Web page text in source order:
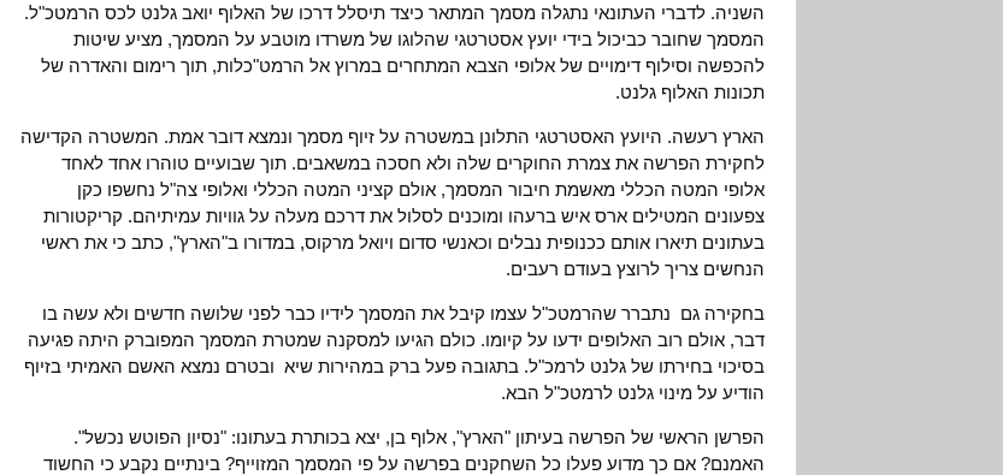
השניה. לדברי העתונאי נתגלה מסמך המתאר כיצד תיסלל דרכו של האלוף יואב גלנט לכס הרמטכ"ל.
המסמך שחובר כביכול בידי יועץ אסטרטגי שהלוגו של משרדו מוטבע על המסמך, מציע שיטות
להכפשה וסילוף דימויים של אלופי הצבא המתחרים במרוץ אל הרמט"כלות, תוך רימום והאדרה של
תכונות האלוף גלנט.
הארץ רעשה. היועץ האסטרטגי התלונן במשטרה על זיוף מסמך ונמצא דובר אמת. המשטרה הקדישה
לחקירת הפרשה את צמרת החוקרים שלה ולא חסכה במשאבים. תוך שבועיים טוהרו אחד לאחד
אלופי המטה הכללי מאשמת חיבור המסמך, אולם קציני המטה הכללי ואלופי צה"ל נחשפו כקן
צפעונים המטילים ארס איש ברעהו ומוכנים לסלול את דרכם מעלה על גוויות עמיתיהם. קריקטורות
בעתונים תיארו אותם ככנופית נבלים וכאנשי סדום ויואל מרקוס, במדורו ב"הארץ", כתב כי את ראשי
הנחשים צריך לרוצץ בעודם רעבים.
בחקירה גם נתברר שהרמטכ"ל עצמו קיבל את המסמך לידיו כבר לפני שלושה חדשים ולא עשה בו
דבר, אולם רוב האלופים ידעו על קיומו. כולם הגיעו למסקנה שמטרת המסמך המפוברק היתה פגיעה
בסיכוי בחירתו של גלנט לרמכ"ל. בתגובה פעל ברק במהירות שיא ובטרם נמצא האשם האמיתי בזיוף
הודיע על מינוי גלנט לרמטכ"ל הבא.
הפרשן הראשי של הפרשה בעיתון "הארץ", אלוף בן, יצא בכותרת בעתונו: "נסיון הפוטש נכשל".
האמנם? אם כך מדוע פעלו כל השחקנים בפרשה על פי המסמך המזוייף? בינתיים נקבע כי החשוד